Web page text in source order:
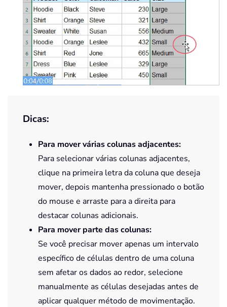
Dicas:
Para mover várias colunas adjacentes:
Para selecionar várias colunas adjacentes,
clique na primeira letra da coluna que deseja
mover, depois mantenha pressionado o botão
do mouse e arraste para a direita para
destacar colunas adicionais.
Para mover parte das colunas:
Se você precisar mover apenas um intervalo
específico de células dentro de uma coluna
sem afetar os dados ao redor, selecione
manualmente as células desejadas antes de
aplicar qualquer método de movimentação.